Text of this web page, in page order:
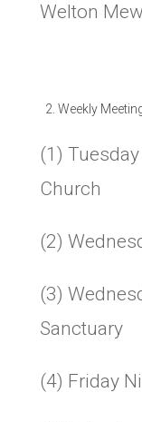
Welton
Weekly
(1)
Church
(2)
(3)
Sanctuary
(4) Friday